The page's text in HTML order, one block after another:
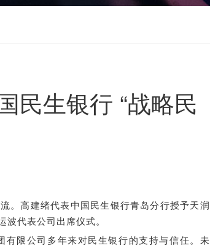
民生银行 “战略民
。高建绪代表中国民生银行青岛分行授予天润
波代表公司出席仪式。
限公司多年来对民生银行的支持与信任。未